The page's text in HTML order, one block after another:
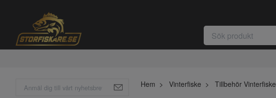
Hem Vinterfiske Tillbehör Vinterfiske